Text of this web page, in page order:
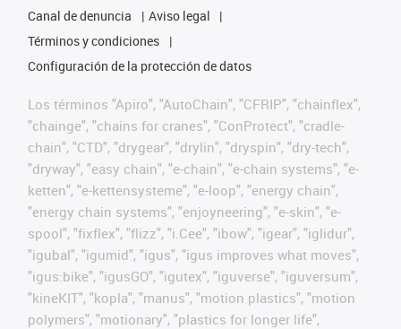
Canal de denuncia
Aviso legal
Términos y condiciones
Configuración de la protección de datos
Los términos "Apiro", "AutoChain", "CFRIP", "chainflex",
"chainge", "chains for cranes", "ConProtect", "cradle-
chain", "CTD", "drygear", "drylin", "dryspin", "dry-tech",
"dryway", "easy chain", "e-chain", "e-chain systems", "e-
ketten", "e-kettensysteme", "e-loop", "energy chain",
"energy chain systems", "enjoyneering", "e-skin", "e-
spool", "fixflex", "flizz", "i.Cee", "ibow", "igear", "iglidur",
"igubal", "igumid", "igus", "igus improves what moves",
"igus:bike", "igusGO", "igutex", "iguverse", "iguversum",
"kineKIT", "kopla", "manus", "motion plastics", "motion
polymers", "motionary", "plastics for longer life",